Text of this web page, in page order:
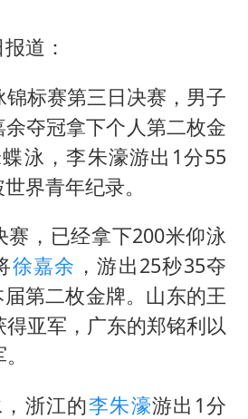
日本试射“战斧”导弹，国防部回应
名创优品回应女子吐槽内裤质量差
花奖开幕式
夯实基础开新局
道：
锦标赛第三日决赛，男子
夺冠拿下个人第二枚金
泳，李朱濠游出1分55
界青年纪录。
赛，已经拿下200米仰泳
徐嘉余 ，游出25秒35夺
第二枚金牌。山东的王
得亚军，广东的郑铭利以
浙江的李朱濠游出1分